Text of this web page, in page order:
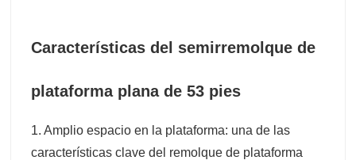
Características del semirremolque de
plataforma plana de 53 pies
1. Amplio espacio en la plataforma: una de las
características clave del remolque de plataforma